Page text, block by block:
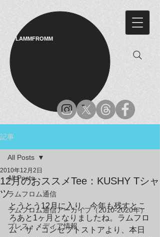
LAMMFROMM​
記事
All Posts
ラムフロム通信
ラムフロム通信アーカイブ（2010-2020年）
プレス・メディア情報
All Posts
12月のおススメTee：KUSHY Tシャ
ツ
2010年12月2日
とうとう12月に入り、今年も残すとこ
ろあと1ヶ月となりましたね。ラムフロ
ム・ザ・コンセプトストアより、本日